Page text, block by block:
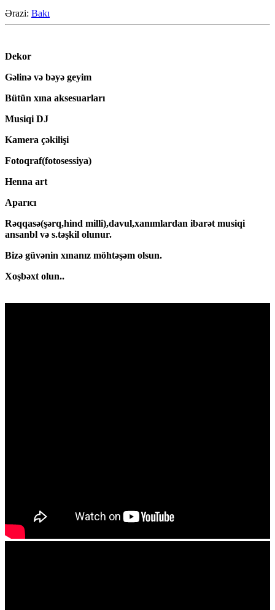
Ərazi: Bakı
Dekor
Gəlinə və bəyə geyim
Bütün xına aksesuarları
Musiqi DJ
Kamera çəkilişi
Fotoqraf(fotosessiya)
Henna art
Aparıcı
Rəqqasə(şərq,hind milli),davul,xanımlardan ibarət musiqi
ansanbl və s.təşkil olunur.
Bizə güvənin xınanız möhtəşəm olsun.
Xoşbəxt olun..